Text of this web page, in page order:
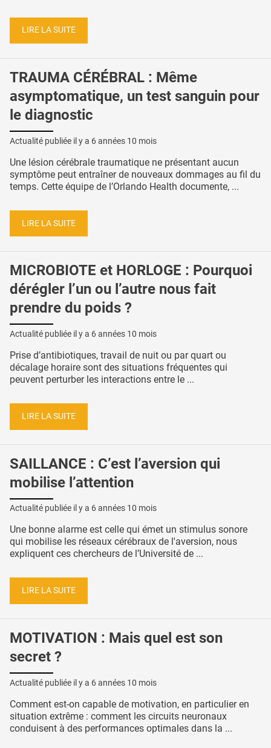
LIRE LA SUITE
TRAUMA CÉRÉBRAL : Même
asymptomatique, un test sanguin pour
le diagnostic
Actualité publiée il y a 6 années 10 mois
Une lésion cérébrale traumatique ne présentant aucun
symptôme peut entraîner de nouveaux dommages au fil du
temps. Cette équipe de l’Orlando Health documente, ...
LIRE LA SUITE
MICROBIOTE et HORLOGE : Pourquoi
dérégler l’un ou l’autre nous fait
prendre du poids ?
Actualité publiée il y a 6 années 10 mois
Prise d’antibiotiques, travail de nuit ou par quart ou
décalage horaire sont des situations fréquentes qui
peuvent perturber les interactions entre le ...
LIRE LA SUITE
SAILLANCE : C’est l’aversion qui
mobilise l’attention
Actualité publiée il y a 6 années 10 mois
Une bonne alarme est celle qui émet un stimulus sonore
qui mobilise les réseaux cérébraux de l'aversion, nous
expliquent ces chercheurs de l’Université de ...
LIRE LA SUITE
MOTIVATION : Mais quel est son
secret ?
Actualité publiée il y a 6 années 10 mois
Comment est-on capable de motivation, en particulier en
situation extrême : comment les circuits neuronaux
conduisent à des performances optimales dans la ...